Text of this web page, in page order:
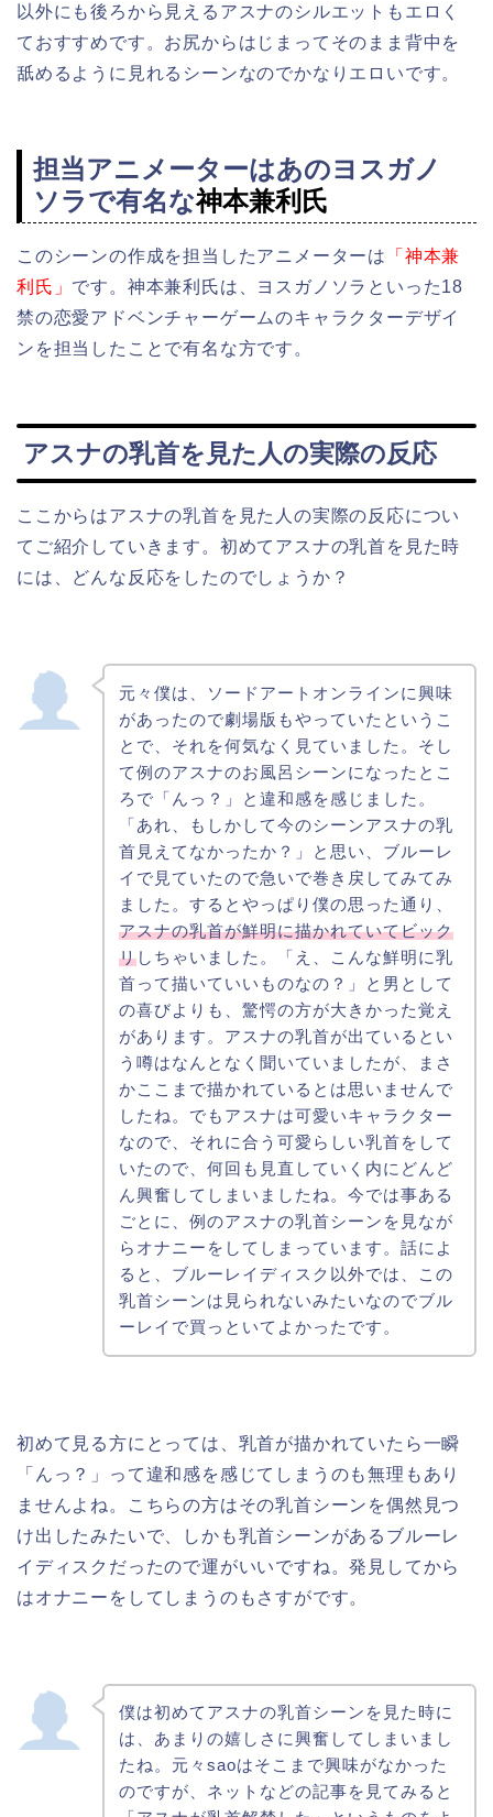
以外にも後ろから見えるアスナのシルエットもエロく
ておすすめです。お尻からはじまってそのまま背中を
舐めるように見れるシーンなのでかなりエロいです。
担当アニメーターはあのヨスガノ
ソラで有名な神本兼利氏
このシーンの作成を担当したアニメーターは
「神本兼
利氏」 です。神本兼利氏は、ヨスガノソラといった18
禁の恋愛アドベンチャーゲームのキャラクターデザイ
ンを担当したことで有名な方です。
アスナの乳首を見た人の実際の反応
ここからはアスナの乳首を見た人の実際の反応につい
てご紹介していきます。初めてアスナの乳首を見た時
には、どんな反応をしたのでしょうか？
元々僕は、ソードアートオンラインに興味
があったので劇場版もやっていたというこ
とで、それを何気なく見ていました。そし
て例のアスナのお風呂シーンになったとこ
ろで「んっ？」と違和感を感じました。
「あれ、もしかして今のシーンアスナの乳
首見えてなかったか？」と思い、ブルーレ
イで見ていたので急いで巻き戻してみてみ
ました。するとやっぱり僕の思った通り、
アスナの乳首が鮮明に描かれていてビック
リしちゃいました。「え、こんな鮮明に乳
首って描いていいものなの？」と男として
の喜びよりも、驚愕の方が大きかった覚え
があります。アスナの乳首が出ているとい
う噂はなんとなく聞いていましたが、まさ
かここまで描かれているとは思いませんで
したね。でもアスナは可愛いキャラクター
なので、それに合う可愛らしい乳首をして
いたので、何回も見直していく内にどんど
ん興奮してしまいましたね。今では事ある
ごとに、例のアスナの乳首シーンを見なが
らオナニーをしてしまっています。話によ
ると、ブルーレイディスク以外では、この
乳首シーンは見られないみたいなのでブル
ーレイで買っといてよかったです。
初めて見る方にとっては、乳首が描かれていたら一瞬
「んっ？」って違和感を感じてしまうのも無理もあり
ませんよね。こちらの方はその乳首シーンを偶然見つ
け出したみたいで、しかも乳首シーンがあるブルーレ
イディスクだったので運がいいですね。発見してから
はオナニーをしてしまうのもさすがです。
僕は初めてアスナの乳首シーンを見た時に
は、あまりの嬉しさに興奮してしまいまし
たね。元々saoはそこまで興味がなかった
のですが、ネットなどの記事を見てみると